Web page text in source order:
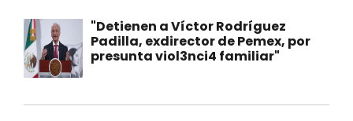
"Detienen a Víctor Rodríguez
Padilla, exdirector de Pemex, por
presunta viol3nci4 familiar"